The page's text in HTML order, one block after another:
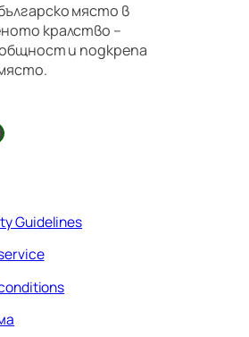
място в
кралство –
и подкрепа
Guidelines